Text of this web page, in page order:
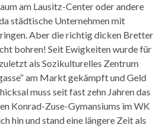
am Lausitz-Center oder andere
städtische Unternehmen mit
Aber die richtig dicken Bretter
bohren! Seit Ewigkeiten wurde für
als Sozikulturelles Zentrum
am Markt gekämpft und Geld
muss seit fast zehn Jahren das
Konrad-Zuse-Gymansiums im WK
hin und stand eine längere Zeit als